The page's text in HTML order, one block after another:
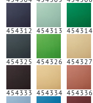
454312 454313 454314
454325 454326 454327
454333 454334 454336